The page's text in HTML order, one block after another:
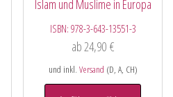
Islam und Muslime in Europa
ISBN: 978-3-643-13551-3
ab24,90 €
und inkl. Versand (D, A, CH)